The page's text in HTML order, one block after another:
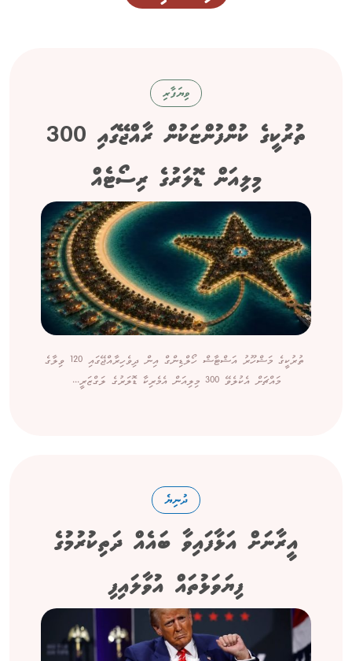
ވިޔަފާރި
ތުރުކީގެ ކުންފުންޏަކުން ރާއްޖޭގައި 300
މިލިއަން ޑޮލަރުގެ ރިސޯޓެއް
ތުރުކީގެ މަޝްހޫރު އަޝްޓާޝް ހޯލްޑިންގް އިން ދިވެހިރާއްޖޭގައި 120 ވިލާގެ
މައްޗަށް އެކުލެވޭ 300 މިލިއަން އެމެރިކާ ޑޮލަރުގެ ލަގްޒަރީ...
ދުނިޔެ
އީރާނަށް އަޅާފައިވާ ބައެއް ދަތިކުރުމުގެ
ފިޔަވަޅުތައް އުވާލައިފި